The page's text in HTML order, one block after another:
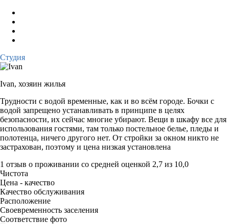
Студия
Ivan, хозяин жилья
Трудности с водой временные, как и во всём городе. Бочки с
водой запрещено устанавливать в принципе в целях
безопасности, их сейчас многие убирают. Вещи в шкафу все для
использования гостями, там только постельное белье, пледы и
полотенца, ничего другого нет. От стройки за окном никто не
застрахован, поэтому и цена низкая установлена
1 отзыв о проживании со средней оценкой 2,7 из 10,0
Чистота
Цена - качество
Качество обслуживания
Расположение
Своевременность заселения
Соответствие фото